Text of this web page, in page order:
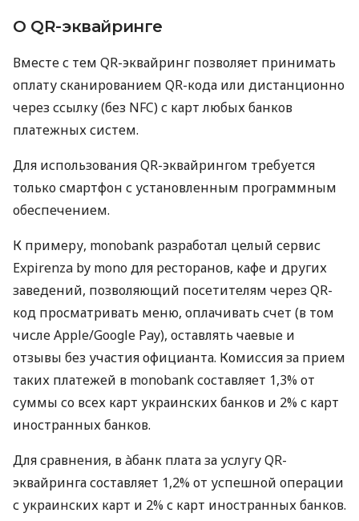
О QR-эквайринге
Вместе с тем QR-эквайринг позволяет принимать
оплату сканированием QR-кода или дистанционно
через ссылку (без NFC) с карт любых банков
платежных систем.
Для использования QR-эквайрингом требуется
только смартфон с установленным программным
обеспечением.
К примеру, monobank разработал целый сервис
Expirenza by mono для ресторанов, кафе и других
заведений, позволяющий посетителям через QR-
код просматривать меню, оплачивать счет (в том
числе Apple/Google Pay), оставлять чаевые и
отзывы без участия официанта. Комиссия за прием
таких платежей в monobank составляет 1,3% от
суммы со всех карт украинских банков и 2% с карт
иностранных банков.
Для сравнения, в àбанк плата за услугу QR-
эквайринга составляет 1,2% от успешной операции
с украинских карт и 2% с карт иностранных банков.